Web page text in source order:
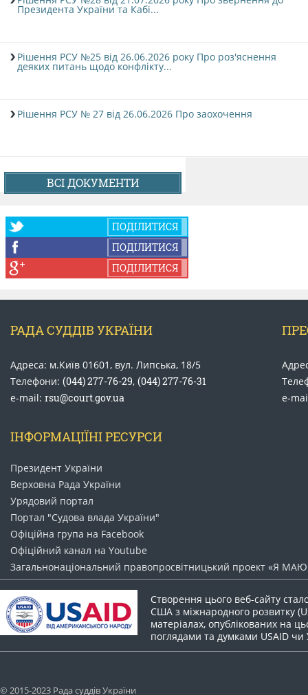
Президента України та Кабі...
Рішення РСУ №25 від 26.06.2026 року Про роз'яснення
деяких питань щодо конфлікту...
Рішення РСУ № 27 від 26.06.2026 Про заохочення
ВСІ ДОКУМЕНТИ
ПОДІЛИТИСЯ
ПОДІЛИТИСЯ
ПОДІЛИТИСЯ
РАДА СУДДІВ УКРАЇНИ
Адреса: м.Київ 01601, вул. Липська, 18/5
Телефони: (044) 277-76-29, (044) 277-76-31
e-mail: rsu@court.gov.ua
e-
ІНФОРМАЦІЇНІ РЕСУРСИ
Президент України
Верховна Рада України
Урядовий портал
Портал "Судова влада України"
Офіційна група на Facebook
Офіційний канал на Youtube
Загальнонаціональний право​просвітницький проект «Я
Створення цього веб-сайту
США з міжнародного розвитку
матеріалах, опублікованих на
поглядами та думками USAID
© 2015-2023 Рада суддів України